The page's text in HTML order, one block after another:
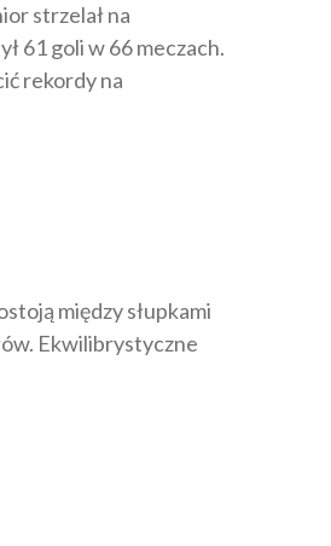
strzelał na
61 goli w 66 meczach.
rekordy na
między słupkami
Ekwilibrystyczne